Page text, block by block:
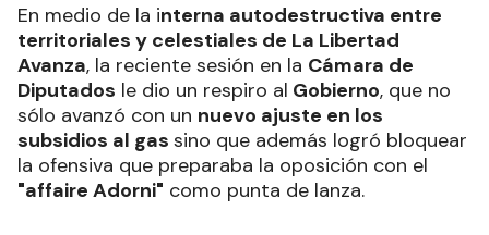
En medio de la interna autodestructiva entre
territoriales y celestiales de La Libertad
Avanza, la reciente sesión en la Cámara de
Diputados le dio un respiro al Gobierno, que no
sólo avanzó con un nuevo ajuste en los
subsidios al gas sino que además logró bloquear
la ofensiva que preparaba la oposición con el
"affaire Adorni" como punta de lanza.